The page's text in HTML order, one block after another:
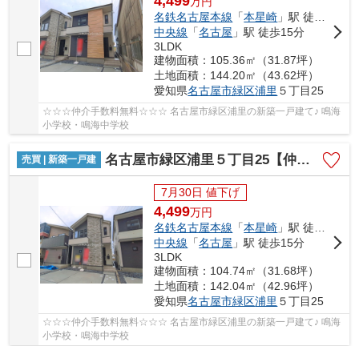
名鉄名古屋本線 「本星崎 」駅 徒歩10分
中央線 「名古屋 」駅 徒歩15分
3LDK
建物面積：105.36㎡（31.87坪）
土地面積：144.20㎡（43.62坪）
愛知県名古屋市緑区浦里 ５丁目25
☆☆☆仲介手数料無料☆☆☆ 名古屋市緑区浦里の新築一戸建て♪ 鳴海
小学校・鳴海中学校
売買 | 新築一戸建 名古屋市緑区浦里５丁目25【仲介手数料無料】新築一戸建て 2号棟
7月30日 値下げ
4,499万円
名鉄名古屋本線 「本星崎 」駅 徒歩10分
中央線 「名古屋 」駅 徒歩15分
3LDK
建物面積：104.74㎡（31.68坪）
土地面積：142.04㎡（42.96坪）
愛知県名古屋市緑区浦里 ５丁目25
☆☆☆仲介手数料無料☆☆☆ 名古屋市緑区浦里の新築一戸建て♪ 鳴海
小学校・鳴海中学校